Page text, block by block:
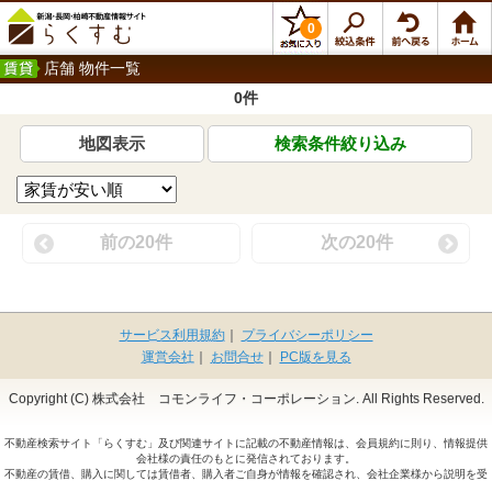
0
店舗 物件一覧
0件
地図表示 検索条件絞り込み
前の20件 次の20件
サービス利用規約｜
プライバシーポリシー
運営会社 ｜ お問合せ｜ PC版を見る
Copyright (C) 株式会社 コモンライフ・コーポレーション. All Rights Reserved.
不動産検索サイト「らくすむ」及び関連サイトに記載の不動産情報は、会員規約に則り、情報提供
会社様の責任のもとに発信されております。
不動産の賃借、購入に関しては賃借者、購入者ご自身が情報を確認され、会社企業様から説明を受